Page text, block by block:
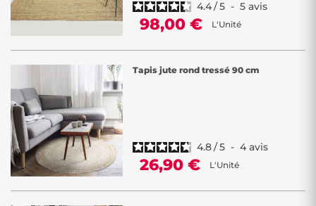
4.4/5 - 5 avis
98,00 € L'Unité
Tapis jute rond tressé 90 cm
4.8/5 - 4 avis
26,90 € L'Unité